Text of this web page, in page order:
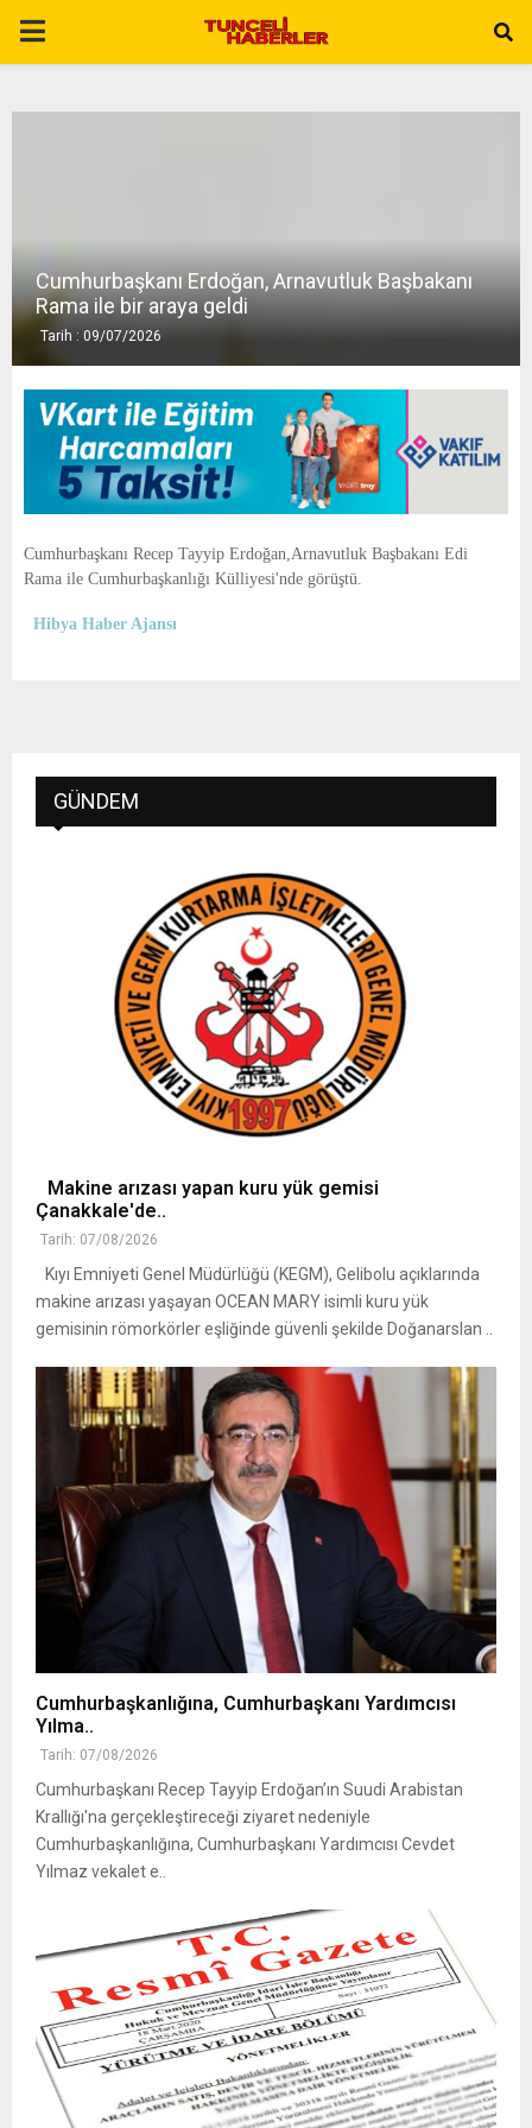
P
A
E
Cumhurbaşkanı Erdoğan, Arnavutluk Başbakanı
Rama ile bir araya geldi
Tarih : 09/07/2026
Cumhurbaşkanı Recep Tayyip Erdoğan,Arnavutluk Başbakanı Edi
Rama ile Cumhurbaşkanlığı Külliyesi'nde görüştü.
Hibya Haber Ajansı
GÜNDEM
Makine arızası yapan kuru yük gemisi
Çanakkale'de..
Tarih: 07/08/2026
Kıyı Emniyeti Genel Müdürlüğü (KEGM), Gelibolu açıklarında
makine arızası yaşayan OCEAN MARY isimli kuru yük
gemisinin römorkörler eşliğinde güvenli şekilde Doğanarslan ..
Cumhurbaşkanlığına, Cumhurbaşkanı Yardımcısı
Yılma..
Tarih: 07/08/2026
Cumhurbaşkanı Recep Tayyip Erdoğan’ın Suudi Arabistan
Krallığı'na gerçekleştireceği ziyaret nedeniyle
Cumhurbaşkanlığına, Cumhurbaşkanı Yardımcısı Cevdet
Yılmaz vekalet e..